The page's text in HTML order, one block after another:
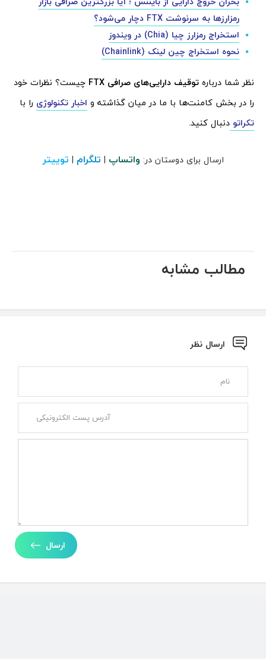
رمزارزها به سرنوشت FTX دچار می‌شود؟
استخراج رمزارز چیا (Chia) در ویندوز
نحوه استخراج چین لینک (Chainlink)
نظر شما درباره توقیف دارایی‌های صرافی FTX
چیست؟ نظرات خود
را در بخش کامنت‌ها با ما در میان گذاشته و اخبار تکنولوژی را با
تکراتو دنبال کنید.
ارسال برای دوستان در: واتساپ | تلگرام | توییتر
مطالب مشابه
ارسال نظر
ارسال